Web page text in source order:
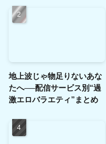
地上波じゃ物足りないあな
たへ──配信サービス別“過
激エロバラエティ”まとめ